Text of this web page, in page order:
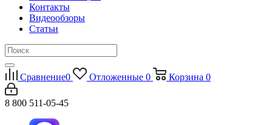
Контакты
Видеообзоры
Статьи
Сравнение0 Отложенные 0 Корзина 0
8 800 511-05-45